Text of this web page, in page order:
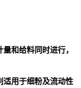
和给料同时进行，
适用于细粉及流动性